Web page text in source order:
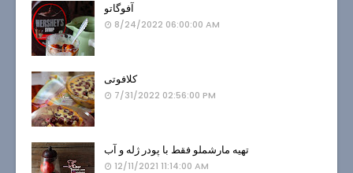
آفوگاتو
8/24/2022 06:00:00 AM
کلافوتی
7/31/2022 02:56:00 PM
تهیه مارشملو فقط با پودر ژله و آب
12/11/2021 11:14:00 AM